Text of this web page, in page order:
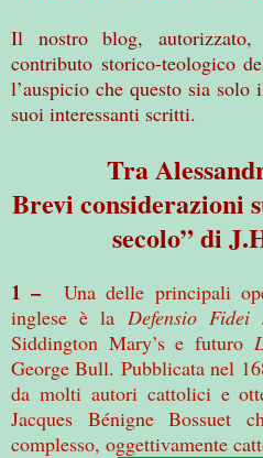
Il nostro blog, autorizzato,
contributo storico-teologico
l’auspicio che questo sia
suoi interessanti scritti.
Tra
Brevi considerazioni
secolo” di
1 – Una delle principali
inglese è la Defensio Fidei
Siddington Mary’s e futuro
George Bull. Pubblicata nel
da molti autori cattolici e
Jacques Bénigne Bossuet
complesso, oggettivamente